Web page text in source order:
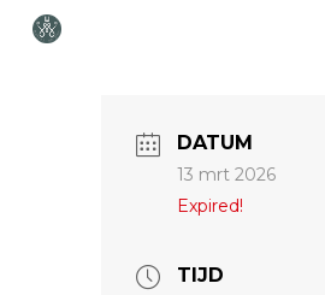
Skip
DATUM
13 mrt 2026
Expired!
TIJD